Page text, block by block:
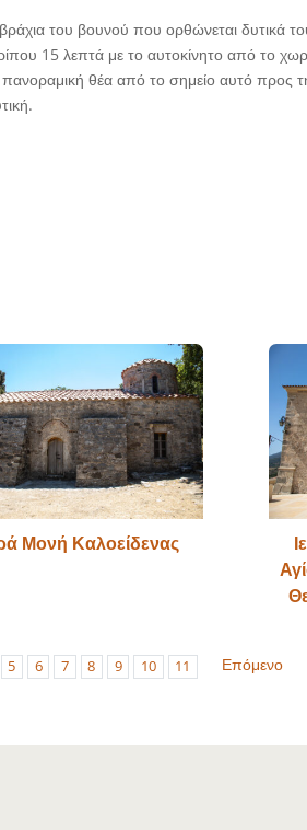
του βουνού που ορθώνεται δυτικά
15 λεπτά με το αυτοκίνητο από το
θέα από το σημείο αυτό προς
Μονή Καλοείδενας
5 6 7 8 9 10 11 Επόμενο